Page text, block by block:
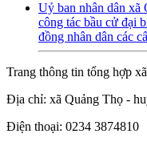
Uỷ ban nhân dân xã
công tác bầu cử đại
đồng nhân dân các
Trang thông tin tổng hợp
Địa chỉ: xã Quảng Thọ -
Điện thoại: 0234 3874810